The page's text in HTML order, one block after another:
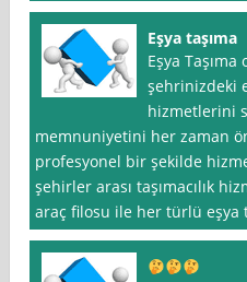
Eşya taşıma
Eşya
şehrinizdeki
hizmetlerini
memnuniyetini her zaman
profesyonel bir şekilde
şehirler arası taşımacılık
araç filosu ile her türlü eşya